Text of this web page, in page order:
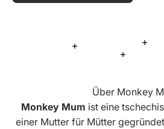
Mehr Informationen
Über Monkey
Monkey Mum ist eine
einer Mutter für Mütter